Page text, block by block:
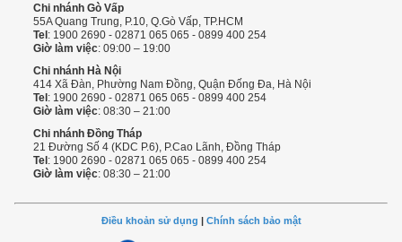
Chi nhánh Gò Vấp
55A Quang Trung, P.10, Q.Gò Vấp, TP.HCM
Tel: 1900 2690 - 02871 065 065 - 0899 400 254
Giờ làm việc: 09:00 – 19:00
Chi nhánh Hà Nội
414 Xã Đàn, Phường Nam Đồng, Quận Đống Đa, Hà Nội
Tel: 1900 2690 - 02871 065 065 - 0899 400 254
Giờ làm việc: 08:30 – 21:00
Chi nhánh Đồng Tháp
21 Đường Số 4 (KDC P.6), P.Cao Lãnh, Đồng Tháp
Tel: 1900 2690 - 02871 065 065 - 0899 400 254
Giờ làm việc: 08:30 – 21:00
Điều khoản sử dụng Chính sách bảo mật